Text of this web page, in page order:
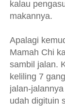
kalau
makannya.
Apalagi
Mamah Chi
sambil jalan.
keliling 7
jalan-
udah digituin